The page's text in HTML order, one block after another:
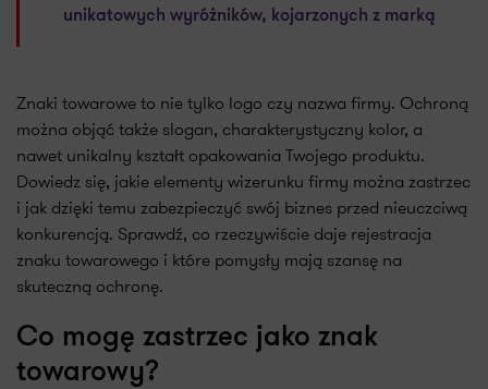
unikatowych wyróżników, kojarzonych z marką
Znaki towarowe to nie tylko logo czy nazwa firmy. Ochroną
można objąć także slogan, charakterystyczny kolor, a
nawet unikalny kształt opakowania Twojego produktu.
Dowiedz się, jakie elementy wizerunku firmy można zastrzec
i jak dzięki temu zabezpieczyć swój biznes przed nieuczciwą
konkurencją. Sprawdź, co rzeczywiście daje rejestracja
znaku towarowego i które pomysły mają szansę na
skuteczną ochronę.
Co mogę zastrzec jako znak
towarowy?